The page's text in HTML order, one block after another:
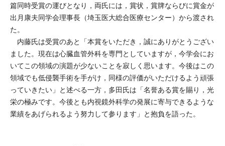
篇同時受賞の運びとなり，両氏には，賞状，賞牌ならびに賞金が
出月康夫同学会理事長（埼玉医大総合医療センター）から渡され
た。
内藤氏は受賞のあと「本賞をいただき，誠にありがとうござい
ました。現在は心臓血管外科を専門としていますが，今学会にお
いてこの領域の演題が少ないことを寂しく思います。今後はこの
領域でも低侵襲手術を手がけ，同様の評価がいただけるよう頑張
っていきたい」と述べる一方，多田氏は「名誉ある賞を賜り，光
栄の極みです。今後とも内視鏡外科学の発展に寄与できるような
業績をあげられるよう努力して参ります」と抱負を語った。